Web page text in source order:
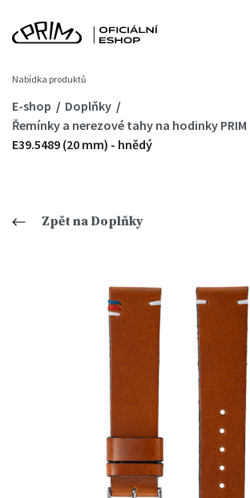
Nabídka produktů
E-shop
Doplňky
Řemínky a nerezové tahy na hodinky PRIM
E39.5489 (20 mm) - hnědý
Zpět na Doplňky